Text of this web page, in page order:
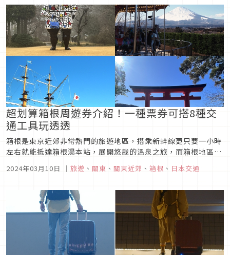
義式冰淇淋專...
超划算箱根周遊券介紹！一種票券可搭8種交
通工具玩透透
箱根是東京近郊非常熱門的旅遊地區，搭乘新幹線更只要一小時
左右就能抵達箱根湯本站，展開悠哉的溫泉之旅，而箱根地區的
「箱根周遊券」的使用範圍中，讓你可以一券在手無腦玩！
2024年03月10日 ｜ 旅遊 、 關東 、 關東近郊 、 箱根 、 日本交通